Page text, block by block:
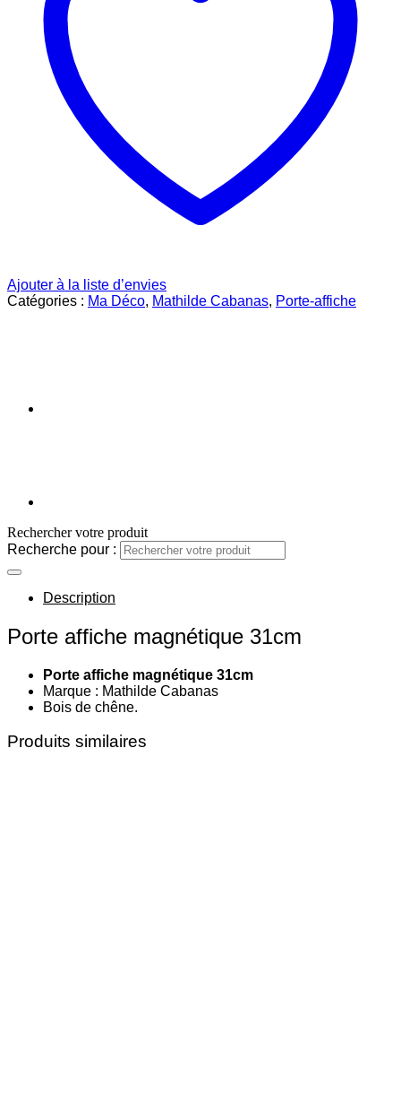
Ajouter à la liste d’envies
Catégories : Ma Déco, Mathilde Cabanas, Porte-affiche
Rechercher votre produit
Recherche pour :
Description
Porte affiche magnétique 31cm
Porte affiche magnétique 31cm
Marque : Mathilde Cabanas
Bois de chêne.
Produits similaires